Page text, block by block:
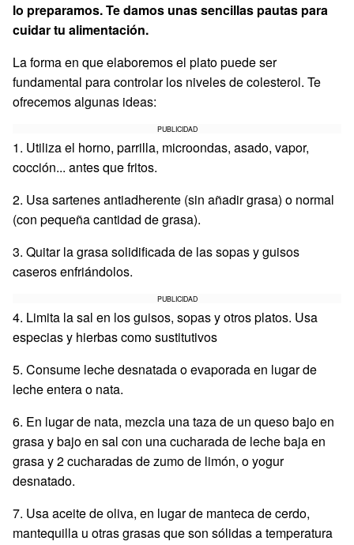
lo preparamos. Te damos unas sencillas pautas para
cuidar tu alimentación.
La forma en que elaboremos el plato puede ser
fundamental para controlar los niveles de colesterol. Te
ofrecemos algunas ideas:
PUBLICIDAD
1. Utiliza el horno, parrilla, microondas, asado, vapor,
cocción... antes que fritos.
2. Usa sartenes antiadherente (sin añadir grasa) o normal
(con pequeña cantidad de grasa).
3. Quitar la grasa solidificada de las sopas y guisos
caseros enfriándolos.
PUBLICIDAD
4. Limita la sal en los guisos, sopas y otros platos. Usa
especias y hierbas como sustitutivos
5. Consume leche desnatada o evaporada en lugar de
leche entera o nata.
6. En lugar de nata, mezcla una taza de un queso bajo en
grasa y bajo en sal con una cucharada de leche baja en
grasa y 2 cucharadas de zumo de limón, o yogur
desnatado.
7. Usa aceite de oliva, en lugar de manteca de cerdo,
mantequilla u otras grasas que son sólidas a temperatura